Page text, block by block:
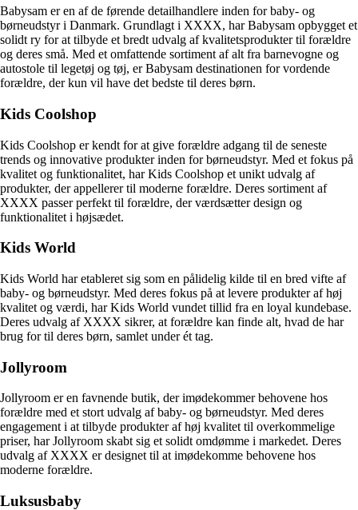
Babysam er en af de førende detailhandlere inden for baby- og
børneudstyr i Danmark. Grundlagt i XXXX, har Babysam opbygget et
solidt ry for at tilbyde et bredt udvalg af kvalitetsprodukter til forældre
og deres små. Med et omfattende sortiment af alt fra barnevogne og
autostole til legetøj og tøj, er Babysam destinationen for vordende
forældre, der kun vil have det bedste til deres børn.
Kids Coolshop
Kids Coolshop er kendt for at give forældre adgang til de seneste
trends og innovative produkter inden for børneudstyr. Med et fokus på
kvalitet og funktionalitet, har Kids Coolshop et unikt udvalg af
produkter, der appellerer til moderne forældre. Deres sortiment af
XXXX passer perfekt til forældre, der værdsætter design og
funktionalitet i højsædet.
Kids World
Kids World har etableret sig som en pålidelig kilde til en bred vifte af
baby- og børneudstyr. Med deres fokus på at levere produkter af høj
kvalitet og værdi, har Kids World vundet tillid fra en loyal kundebase.
Deres udvalg af XXXX sikrer, at forældre kan finde alt, hvad de har
brug for til deres børn, samlet under ét tag.
Jollyroom
Jollyroom er en favnende butik, der imødekommer behovene hos
forældre med et stort udvalg af baby- og børneudstyr. Med deres
engagement i at tilbyde produkter af høj kvalitet til overkommelige
priser, har Jollyroom skabt sig et solidt omdømme i markedet. Deres
udvalg af XXXX er designet til at imødekomme behovene hos
moderne forældre.
Luksusbaby